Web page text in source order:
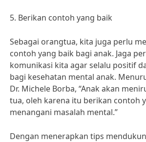
5. Berikan contoh yang baik
Sebagai orangtua, kita juga perlu
contoh yang baik bagi anak. Jaga
komunikasi kita agar selalu positif
bagi kesehatan mental anak.
Dr. Michele Borba, “Anak akan
tua, oleh karena itu berikan contoh
menangani masalah mental.”
Dengan menerapkan tips